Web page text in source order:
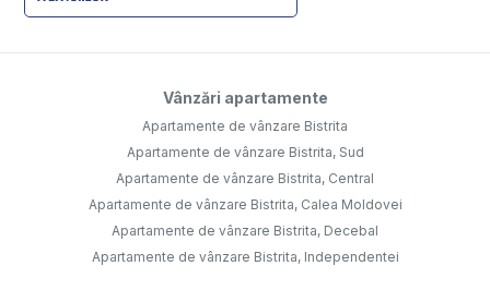
Vânzări apartamente
Apartamente de vânzare Bistrita
Apartamente de vânzare Bistrita, Sud
Apartamente de vânzare Bistrita, Central
Apartamente de vânzare Bistrita, Calea Moldovei
Apartamente de vânzare Bistrita, Decebal
Apartamente de vânzare Bistrita, Independentei